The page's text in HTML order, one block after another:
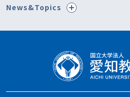
News&Topics